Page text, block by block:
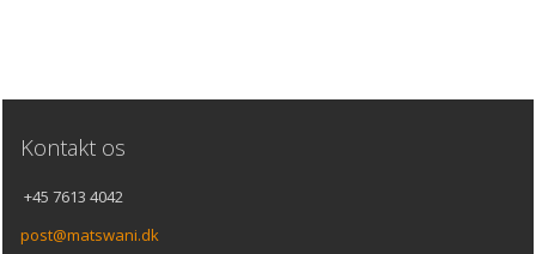
Kontakt os
+45 7613 4042
post@matswani.dk